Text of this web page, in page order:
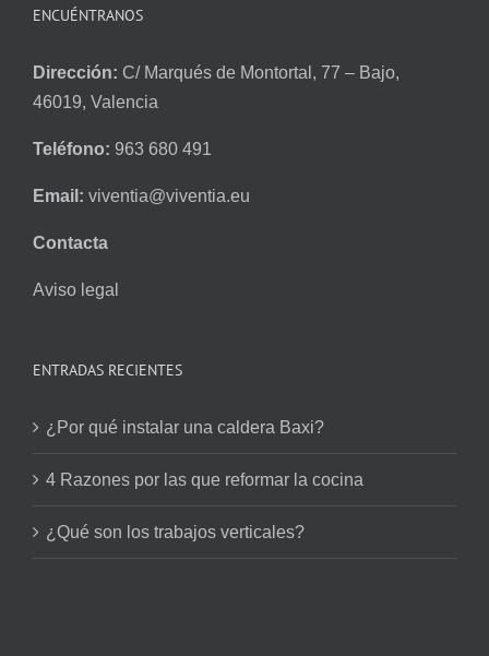
ENCUÉNTRANOS
Dirección: C/ Marqués de Montortal, 77 – Bajo,
46019, Valencia
Teléfono: 963 680 491
Email: viventia@viventia.eu
Contacta
Aviso legal
ENTRADAS RECIENTES
¿Por qué instalar una caldera Baxi?
4 Razones por las que reformar la cocina
¿Qué son los trabajos verticales?